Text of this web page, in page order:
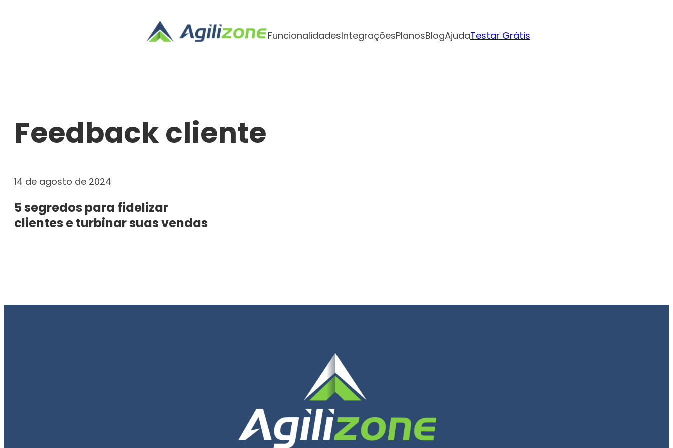
FuncionalidadesIntegraçõesPlanosBlogAjudaTestar Grátis
Feedback cliente
14 de agosto de 2024
5 segredos para fidelizar
clientes e turbinar suas vendas